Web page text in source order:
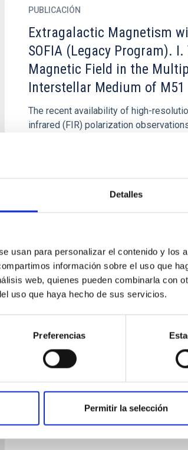
Detalles
usan para personalizar el contenido y los
información sobre el uso que
web, quienes pueden combinarla con
uso que haya hecho de sus servicios.
Preferencias
Permitir la selección
PUBLICACIÓN
Extragalactic Magnetism
SOFIA (Legacy Program). I.
Magnetic Field in the
Interstellar Medium of M51
The recent availability of high-
infrared (FIR) polarization
PUBLICACIÓN
Interstellar and intergalactic
During the first few nights following its
discovery, we observed the
spectral resolution (full...